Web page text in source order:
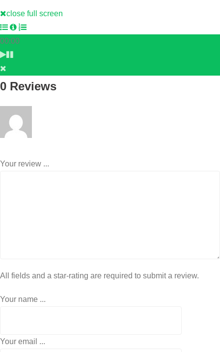
close full screen
00:00
0 Reviews
Your review ...
All fields and a star-rating are required to submit a review.
Your name ...
Your email ...